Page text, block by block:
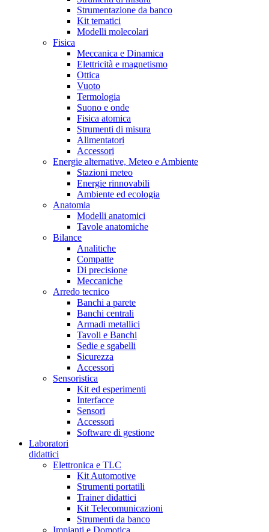
Strumentazione da banco
Kit tematici
Modelli molecolari
Fisica
Meccanica e Dinamica
Elettricità e magnetismo
Ottica
Vuoto
Termologia
Suono e onde
Fisica atomica
Strumenti di misura
Alimentatori
Accessori
Energie alternative, Meteo e Ambiente
Stazioni meteo
Energie rinnovabili
Ambiente ed ecologia
Anatomia
Modelli anatomici
Tavole anatomiche
Bilance
Analitiche
Compatte
Di precisione
Meccaniche
Arredo tecnico
Banchi a parete
Banchi centrali
Armadi metallici
Tavoli e Banchi
Sedie e sgabelli
Sicurezza
Accessori
Sensoristica
Kit ed esperimenti
Interfacce
Sensori
Accessori
Software di gestione
Laboratori
didattici
Elettronica e TLC
Kit Automotive
Strumenti portatili
Trainer didattici
Kit Telecomunicazioni
Strumenti da banco
Impianti e Domotica